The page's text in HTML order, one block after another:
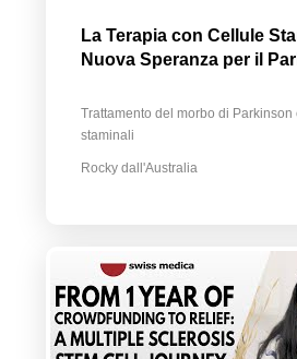
La Terapia con Cellule
Nuova Speranza per il
Trattamento del morbo di Parkinson
staminali
Rocky dall'Australia